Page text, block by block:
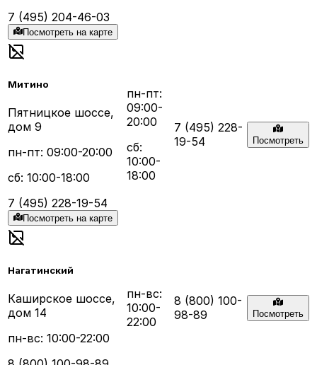
7 (495) 204-46-03
Посмотреть на карте
Митино
Пятницкое шоссе,
дом 9
пн-пт: 09:00-20:00
сб: 10:00-18:00
7 (495) 228-19-54
Посмотреть на карте
пн-пт:
09:00-
20:00
сб:
10:00-
18:00
7 (495) 228-
19-54
Посмотреть
Нагатинский
Каширское шоссе,
дом 14
пн-вс: 10:00-22:00
пн-вс:
10:00-
22:00
8 (800) 100-
98-89
Посмотреть